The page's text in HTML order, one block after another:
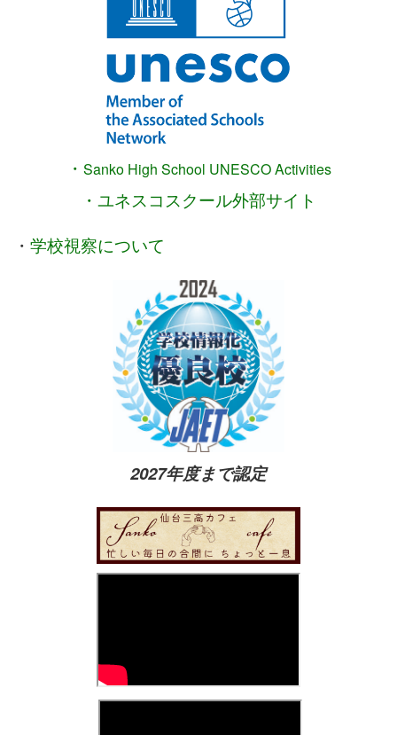
・ Sanko High School UNESCO Activities
・ユネスコスクール外部サイト
・ 学校視察について
2027年度まで認定